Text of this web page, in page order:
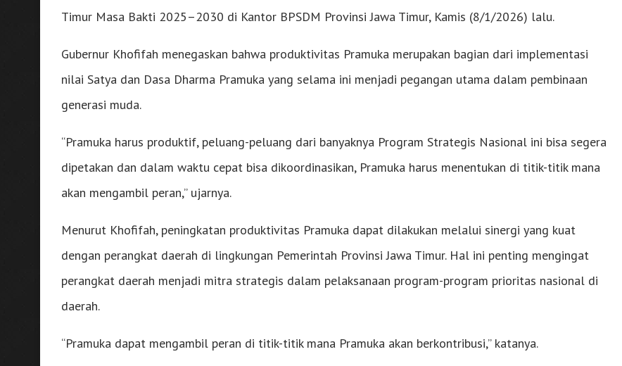
Timur Masa Bakti 2025–2030 di Kantor BPSDM Provinsi Jawa Timur, Kamis (8/1/2026) lalu.
Gubernur Khofifah menegaskan bahwa produktivitas Pramuka merupakan bagian dari implementasi
nilai Satya dan Dasa Dharma Pramuka yang selama ini menjadi pegangan utama dalam pembinaan
generasi muda.
“Pramuka harus produktif, peluang-peluang dari banyaknya Program Strategis Nasional ini bisa segera
dipetakan dan dalam waktu cepat bisa dikoordinasikan, Pramuka harus menentukan di titik-titik mana
akan mengambil peran,” ujarnya.
Menurut Khofifah, peningkatan produktivitas Pramuka dapat dilakukan melalui sinergi yang kuat
dengan perangkat daerah di lingkungan Pemerintah Provinsi Jawa Timur. Hal ini penting mengingat
perangkat daerah menjadi mitra strategis dalam pelaksanaan program-program prioritas nasional di
daerah.
“Pramuka dapat mengambil peran di titik-titik mana Pramuka akan berkontribusi,” katanya.